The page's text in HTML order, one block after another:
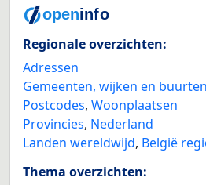
Regionale overzichten:
Adressen
Gemeenten, wijken en buurten
Postcodes, Woonplaatsen
Provincies, Nederland
Landen wereldwijd, België
Thema overzichten: